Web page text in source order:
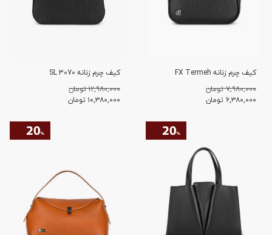
کیف چرم زنانه FX Termeh
۷,۹۸۰,۰۰۰ تومان
۶,۳۸۰,۰۰۰ تومان
کیف چرم زنانه SL 3070
۱۲,۹۸۰,۰۰۰ تومان
۱۰,۳۸۰,۰۰۰ تومان